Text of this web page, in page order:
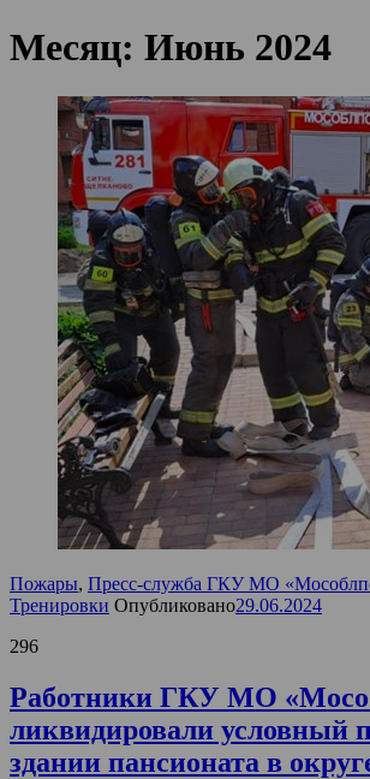
Месяц: Июнь 2024
Пожары, Пресс-служба ГКУ МО
Тренировки Опубликовано29.06.2024
296
Работники ГКУ МО
ликвидировали условный
здании пансионата в